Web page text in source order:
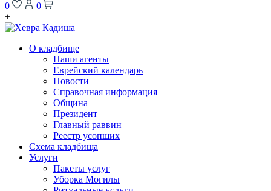
0
0
+
О кладбище
Наши агенты
Еврейский календарь
Новости
Справочная информация
Община
Президент
Главный раввин
Реестр усопших
Схема кладбища
Услуги
Пакеты услуг
Уборка Могилы